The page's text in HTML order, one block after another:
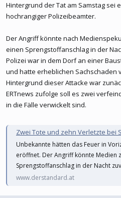
Hintergrund der Tat am Samstag sei
hochrangiger Polizeibeamter.
Der Angriff könnte nach
einen Sprengstoffanschlag in der
Polizei war in dem Dorf an einer
und hatte erheblichen Sachschaden
Hintergrund dieser Attacke war
ERTnews zufolge soll es zwei
in die Fälle verwickelt sind.
Zwei Tote und zehn Verletzte bei
Unbekannte hätten das Feuer in
eröffnet. Der Angriff könnte Medien
Sprengstoffanschlag in der Nacht
www.derstandard.at